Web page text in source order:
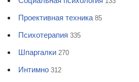
Проективная техника 85
Психотерапия 335
Шпаргалки 270
Интимно 312